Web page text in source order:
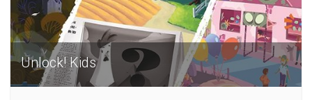
Unlock! Kids